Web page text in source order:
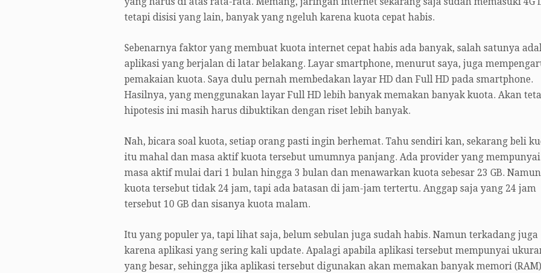
tetapi disisi yang lain, banyak yang ngeluh karena kuota cepat habis.
Sebenarnya faktor yang membuat kuota internet cepat habis ada banyak, salah satunya
aplikasi yang berjalan di latar belakang. Layar smartphone, menurut saya, juga
pemakaian kuota. Saya dulu pernah membedakan layar HD dan Full HD pada smartphone.
Hasilnya, yang menggunakan layar Full HD lebih banyak memakan banyak kuota. Akan
hipotesis ini masih harus dibuktikan dengan riset lebih banyak.
Nah, bicara soal kuota, setiap orang pasti ingin berhemat. Tahu sendiri kan, sekarang beli
itu mahal dan masa aktif kuota tersebut umumnya panjang. Ada provider yang mempunyai
masa aktif mulai dari 1 bulan hingga 3 bulan dan menawarkan kuota sebesar 23 GB. Namun
kuota tersebut tidak 24 jam, tapi ada batasan di jam-jam tertertu. Anggap saja yang 24 jam
tersebut 10 GB dan sisanya kuota malam.
Itu yang populer ya, tapi lihat saja, belum sebulan juga sudah habis. Namun terkadang juga
karena aplikasi yang sering kali update. Apalagi apabila aplikasi tersebut mempunyai
yang besar, sehingga jika aplikasi tersebut digunakan akan memakan banyak memori